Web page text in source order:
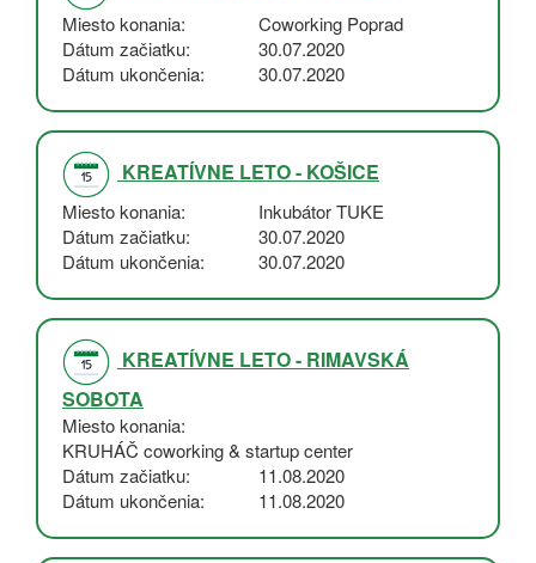
Miesto konania
Coworking Poprad
Dátum začiatku
30.07.2020
Dátum ukončenia
30.07.2020
KREATÍVNE LETO - KOŠICE
Miesto konania
Inkubátor TUKE
Dátum začiatku
30.07.2020
Dátum ukončenia
30.07.2020
KREATÍVNE LETO - RIMAVSKÁ
SOBOTA
Miesto konania
KRUHÁČ coworking & startup center
Dátum začiatku
11.08.2020
Dátum ukončenia
11.08.2020